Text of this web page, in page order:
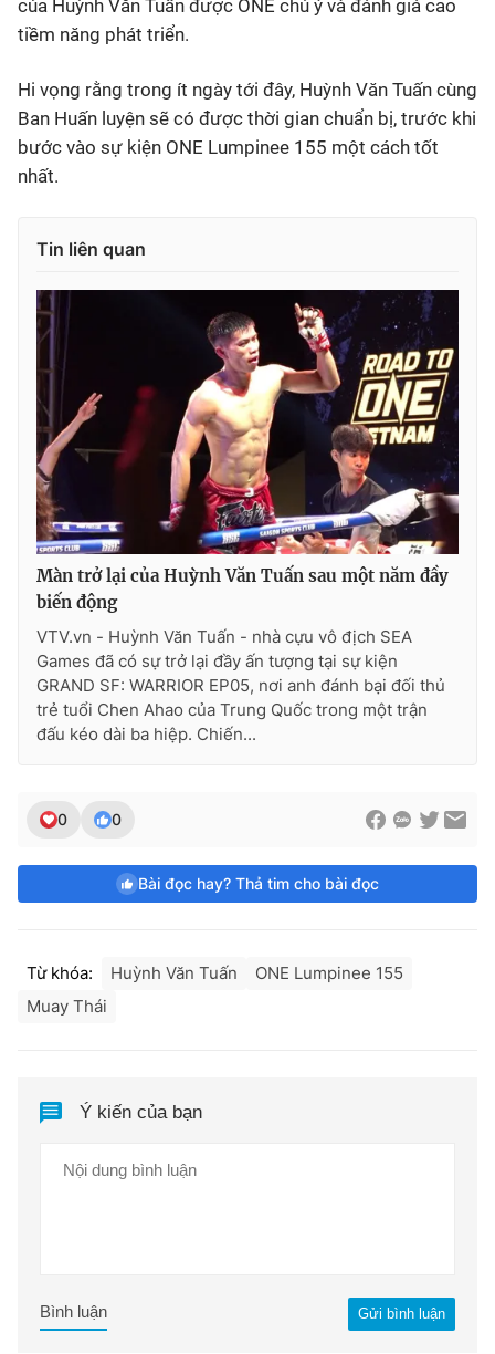
của Huỳnh Văn Tuấn được ONE chú ý và đánh giá cao
tiềm năng phát triển.
Hi vọng rằng trong ít ngày tới đây, Huỳnh Văn Tuấn cùng
Ban Huấn luyện sẽ có được thời gian chuẩn bị, trước khi
bước vào sự kiện ONE Lumpinee 155 một cách tốt
nhất.
Tin liên quan
Màn trở lại của Huỳnh Văn Tuấn sau một năm đầy
biến động
VTV.vn - Huỳnh Văn Tuấn - nhà cựu vô địch SEA
Games đã có sự trở lại đầy ấn tượng tại sự kiện
GRAND SF: WARRIOR EP05, nơi anh đánh bại đối thủ
trẻ tuổi Chen Ahao của Trung Quốc trong một trận
đấu kéo dài ba hiệp. Chiến...
0 0
Bài đọc hay? Thả tim cho bài đọc
Từ khóa: Huỳnh Văn Tuấn
ONE Lumpinee 155
Muay Thái
Ý kiến của bạn
Gửi bình luận
Bình luận